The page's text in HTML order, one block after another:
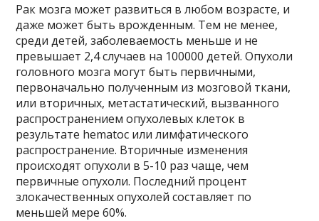
Рак мозга может развиться в любом возрасте, и
даже может быть врожденным. Тем не менее,
среди детей, заболеваемость меньше и не
превышает 2,4 случаев на 100000 детей. Опухоли
головного мозга могут быть первичными,
первоначально полученным из мозговой ткани,
или вторичных, метастатический, вызванного
распространением опухолевых клеток в
результате hematoc или лимфатического
распространение. Вторичные изменения
происходят опухоли в 5-10 раз чаще, чем
первичные опухоли. Последний процент
злокачественных опухолей составляет по
меньшей мере 60%.